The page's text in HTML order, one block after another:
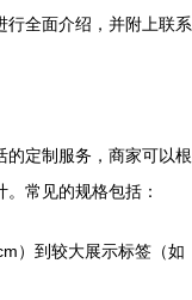
行全面介绍，并附上联系
的定制服务，商家可以根
常见的规格包括：
）到较大展示标签（如